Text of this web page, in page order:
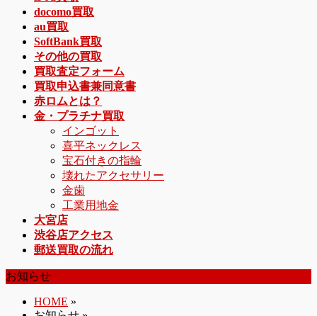
docomo買取
au買取
SoftBank買取
その他の買取
買取査定フォーム
買取申込書兼同意書
赤ロムとは？
金・プラチナ買取
インゴット
喜平ネックレス
宝石付きの指輪
壊れたアクセサリー
金歯
工業用地金
大宮店
渋谷店アクセス
郵送買取の流れ
お知らせ
HOME »